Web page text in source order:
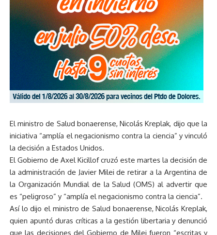
El ministro de Salud bonaerense, Nicolás Kreplak, dijo que la
iniciativa “amplía el negacionismo contra la ciencia” y vinculó
la decisión a Estados Unidos.
El Gobierno de Axel Kicillof cruzó este martes la decisión de
la administración de Javier Milei de retirar a la Argentina de
la Organización Mundial de la Salud (OMS) al advertir que
es “peligroso” y “amplía el negacionismo contra la ciencia”.
Así lo dijo el ministro de Salud bonaerense, Nicolás Kreplak,
quien apuntó duras críticas a la gestión libertaria y denunció
que las decisiones del Gobierno de Milei fueron “escritas y